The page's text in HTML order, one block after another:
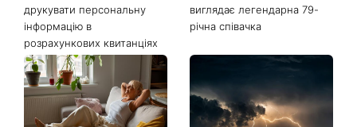
друкувати персональну
інформацію в
розрахункових квитанціях
виглядає легендарна 79-
річна співачка